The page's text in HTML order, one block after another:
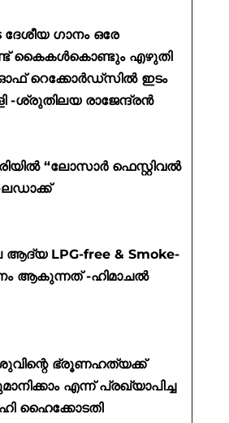
ഗാനം ഒരേ
കൈകൾകൊണ്ടും എഴുതി
റെക്കോർഡ്സിൽ ഇടം
-ശ്രുതിലയ രാജേന്ദ്രൻ
“ലോസാർ ഫെസ്റ്റിവൽ
LPG-free & Smoke-
ആകുന്നത് -ഹിമാചൽ
ഭ്രൂണഹത്യക്ക്
എന്ന് പ്രഖ്യാപിച്ച
ഹൈക്കോടതി